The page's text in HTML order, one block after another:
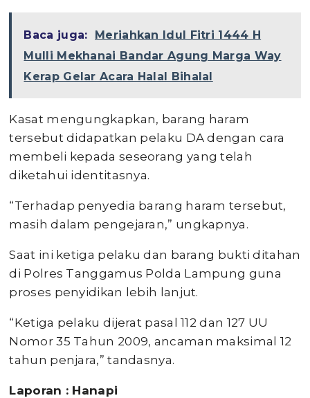
Baca juga:
Meriahkan Idul Fitri 1444 H
Mulli Mekhanai Bandar Agung Marga Way
Kerap Gelar Acara Halal Bihalal
Kasat mengungkapkan, barang haram
tersebut didapatkan pelaku DA dengan cara
membeli kepada seseorang yang telah
diketahui identitasnya.
“Terhadap penyedia barang haram tersebut,
masih dalam pengejaran,” ungkapnya.
Saat ini ketiga pelaku dan barang bukti ditahan
di Polres Tanggamus Polda Lampung guna
proses penyidikan lebih lanjut.
“Ketiga pelaku dijerat pasal 112 dan 127 UU
Nomor 35 Tahun 2009, ancaman maksimal 12
tahun penjara,” tandasnya.
Laporan : Hanapi